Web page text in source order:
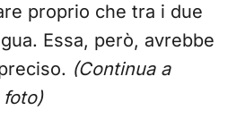
proprio che tra i due
Essa, però, avrebbe
(Continua a